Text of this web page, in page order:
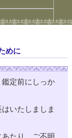
(30分)
黒須たろこ
陽香
福乃もも
めに
定前にしっか
いたしましま
たり、ご不明